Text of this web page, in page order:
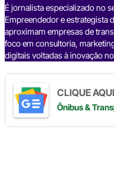
k
É jornalista especializado no
Empreendedor e estrategista
aproximam empresas de
foco em consultoria,
digitais voltadas à inovação
CLIQUE
Ônibus &